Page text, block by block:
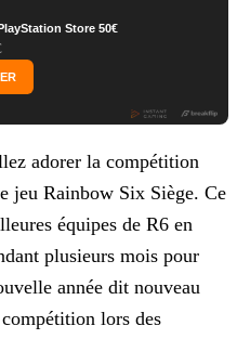
Store 50€
adorer la compétition
jeu Rainbow Six Siège. Ce
équipes de R6 en
plusieurs mois pour
année dit nouveau
lors des